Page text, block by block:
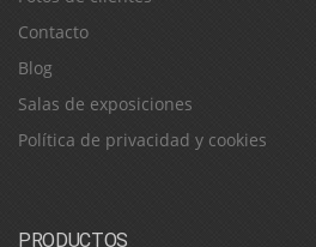
Contacto
Blog
Salas de exposiciones
Política de privacidad y cookies
PRODUCTOS